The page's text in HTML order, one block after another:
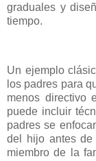
graduales y
tiempo.
Un ejemplo
los padres para
menos directivo
puede incluir
padres se
del hijo antes de
miembro de la